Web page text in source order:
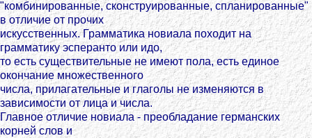
"комбинированные, сконструированные, спланированные"
в отличие от прочих
искусственных. Грамматика новиала походит на
грамматику эсперанто или идо,
то есть существительные не имеют пола, есть единое
окончание множественного
числа, прилагательные и глаголы не изменяются в
зависимости от лица и числа.
Главное отличие новиала - преобладание германских
корней слов и